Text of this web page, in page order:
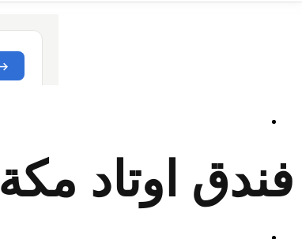
فندق اوتاد مكة